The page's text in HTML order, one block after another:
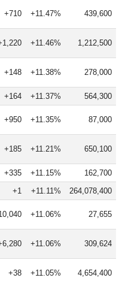
+710 +11.47% 439,600
+11.46% 1,212,500
+148 +11.38% 278,000
+164 +11.37% 564,300
+950 +11.35% 87,000
+185 +11.21% 650,100
+335 +11.15%
162,700
+1 +11.11% 264,078,400
+11.06% 27,655
+11.06% 309,624
+38 +11.05% 4,654,400